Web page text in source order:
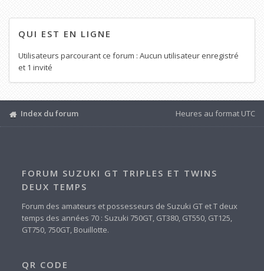
QUI EST EN LIGNE
Utilisateurs parcourant ce forum : Aucun utilisateur enregistré
et 1 invité
Index du forum Heures au format UTC
FORUM SUZUKI GT TRIPLES ET TWINS
DEUX TEMPS
Forum des amateurs et possesseurs de Suzuki GT et T deux
temps des années 70 : Suzuki 750GT, GT380, GT550, GT125,
GT750, 750GT, Bouillotte.
QR CODE